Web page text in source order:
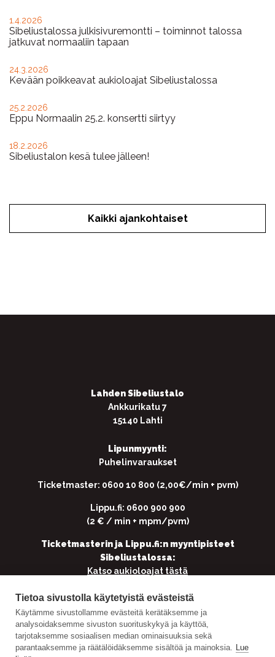
Tietoa sivustolla käytetyistä evästeistä
Käytämme sivustollamme evästeitä kerätäksemme ja
analysoidaksemme sivuston suorituskykyä ja käyttöä,
tarjotaksemme sosiaalisen median ominaisuuksia sekä
parantaaksemme ja räätälöidäksemme sisältöä ja mainoksia. Lue
1.4.2026
Sibeliustalossa julkisivuremontti – toiminnot talossa
jatkuvat normaaliin tapaan
24.3.2026
Kevään poikkeavat aukioloajat Sibeliustalossa
25.2.2026
Eppu Normaalin 25.2. konsertti siirtyy
18.2.2026
Sibeliustalon kesä tulee jälleen!
Kaikki ajankohtaiset
Lahden Sibeliustalo
Ankkurikatu 7
15140 Lahti
Lipunmyynti:
Puhelinvaraukset
Ticketmaster: 0600 10 800 (2,00€/min + pvm)
Lippu.fi: 0600 900 900
(2 € / min + mpm/pvm)
Ticketmasterin ja Lippu.fi:n myyntipisteet
Sibeliustalossa:
Katso aukioloajat tästä
Yhteistyössä